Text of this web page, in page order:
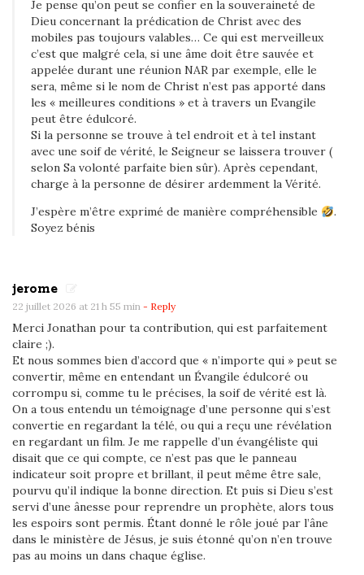
Je pense qu’on peut se confier en la souveraineté de
Dieu concernant la prédication de Christ avec des
mobiles pas toujours valables… Ce qui est merveilleux
c’est que malgré cela, si une âme doit être sauvée et
appelée durant une réunion NAR par exemple, elle le
sera, même si le nom de Christ n’est pas apporté dans
les « meilleures conditions » et à travers un Evangile
peut être édulcoré.
Si la personne se trouve à tel endroit et à tel instant
avec une soif de vérité, le Seigneur se laissera trouver (
selon Sa volonté parfaite bien sûr). Après cependant,
charge à la personne de désirer ardemment la Vérité.
J’espère m’être exprimé de manière compréhensible
.
Soyez bénis
jerome
22 juillet 2026 at 21 h 55 min - Reply
Merci Jonathan pour ta contribution, qui est parfaitement
claire ;).
Et nous sommes bien d’accord que « n’importe qui » peut se
convertir, même en entendant un Évangile édulcoré ou
corrompu si, comme tu le précises, la soif de vérité est là.
On a tous entendu un témoignage d’une personne qui s’est
convertie en regardant la télé, ou qui a reçu une révélation
en regardant un film. Je me rappelle d’un évangéliste qui
disait que ce qui compte, ce n’est pas que le panneau
indicateur soit propre et brillant, il peut même être sale,
pourvu qu’il indique la bonne direction. Et puis si Dieu s’est
servi d’une ânesse pour reprendre un prophète, alors tous
les espoirs sont permis. Étant donné le rôle joué par l’âne
dans le ministère de Jésus, je suis étonné qu’on n’en trouve
pas au moins un dans chaque église.